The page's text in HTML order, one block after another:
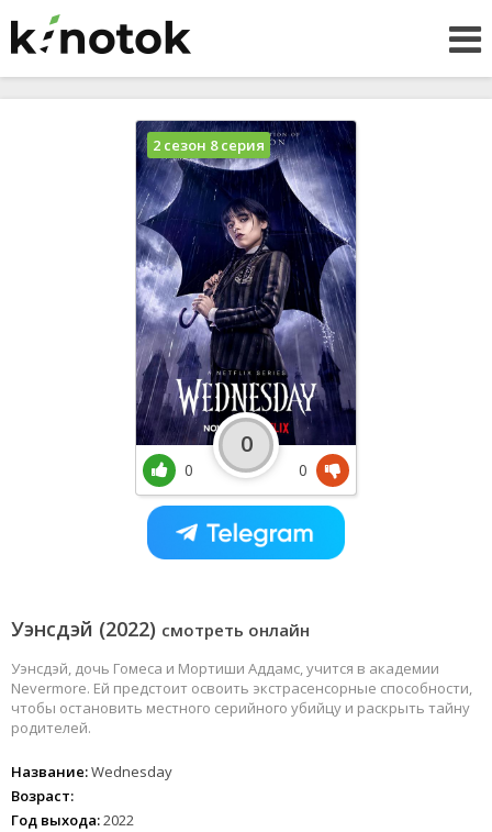
Уэнсдэй (2022) смотреть онлайн
Уэнсдэй, дочь Гомеса и Мортиши Аддамс, учится в академии
Nevermore. Ей предстоит освоить экстрасенсорные способности,
чтобы остановить местного серийного убийцу и раскрыть тайну
родителей.
Название:Wednesday
Возраст:
Год выхода:2022
2 сезон 8 серия
0
0
0